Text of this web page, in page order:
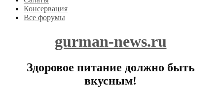
Консервация
Все форумы
gurman-news.ru
Здоровое питание должно быть
вкусным!